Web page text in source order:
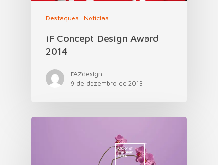
Destaques Notícias
iF Concept Design Award
2014
FAZdesign
9 de dezembro de 2013